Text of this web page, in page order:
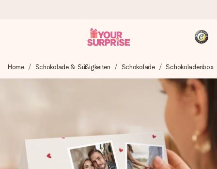
Wir bereiten dein Geschenk sorgfältig vor und schicken es
blitzschnell – damit du es genau zum richtigen Zeitpunkt
überreichen kannst, wenn es am meisten zählt.
4,8 (basierend auf +15.000 Bewertungen)
Unsere Geschenke begeistern. Kunden bewerten uns mit
4,8 bei Google Reviews (Gesamtergebnis aller Länder, in
die wir versenden).
Home Schokolade & Süßigkeiten Schokolade Schokoladenbox